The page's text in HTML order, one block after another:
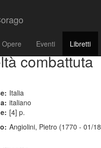
Opere Eventi Libretti
combattuta
Italia
italiano
[4] p.
Angiolini, Pietro (1770 - 01/